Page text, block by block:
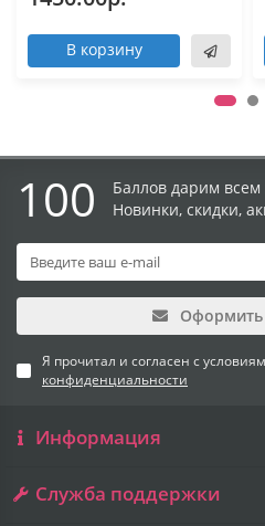
В корзину
100
Баллов дарим всем
Новинки, скидки,
Оформить
Я прочитал и согласен с
конфиденциальности
Информация
Служба поддержки